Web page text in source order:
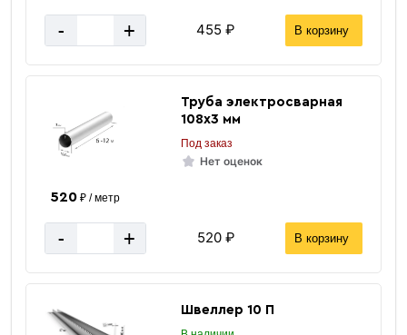
- + 455 ₽ В корзину
Труба электросварная
108х3 мм
Под заказ
Нет оценок
520₽ / метр
- + 520 ₽ В корзину
Швеллер 10 П